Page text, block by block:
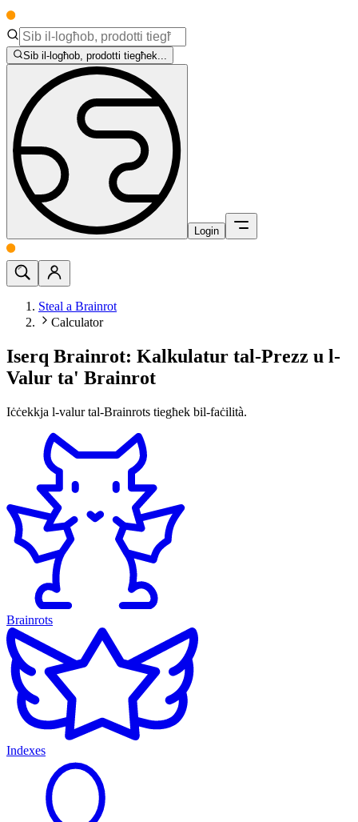
Sib il-logħob, prodotti tiegħek...
Login
Steal a Brainrot
Calculator
Iserq Brainrot: Kalkulatur tal-Prezz u l-
Valur ta' Brainrot
Iċċekkja l-valur tal-Brainrots tiegħek bil-faċilità.
Brainrots
Indexes